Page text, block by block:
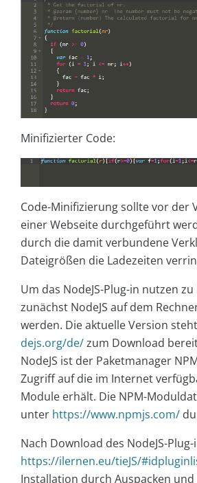
Minifizierter Code:
Code-Minifizierung sollte vor der
einer Webseite durchgeführt
durch die damit verbundene
Dateigrößen die Ladezeiten
Um das NodeJS-Plug-in nutzen
zunächst NodeJS auf dem
werden. Die aktuelle Version
dejs.org/de/zum Download
NodeJS ist der Paketmanager
Zugriff auf die im Internet
Module erhält. Die NPM-
unter https://www.npmjs.com/
Nach Download des NodeJS-
https://ilernen.eu/tieJS/
Installation durch Auspacken